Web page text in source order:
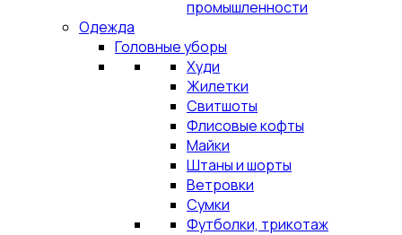
промышленности
Одежда
Головные уборы
Худи
Жилетки
Свитшоты
Флисовые кофты
Майки
Штаны и шорты
Ветровки
Сумки
Футболки, трикотаж